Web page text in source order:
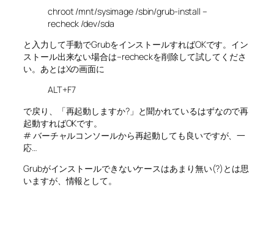
chroot /mnt/sysimage /sbin/grub-install –
recheck /dev/sda
と入力して手動でGrubをインストールすればOKです。イン
ストール出来ない場合は–recheckを削除して試してくださ
い。あとはXの画面に
ALT+F7
で戻り、「再起動しますか?」と聞かれているはずなので再
起動すればOKです。
# バーチャルコンソールから再起動しても良いですが、一
応…
Grubがインストールできないケースはあまり無い(?)とは思
いますが、情報として。